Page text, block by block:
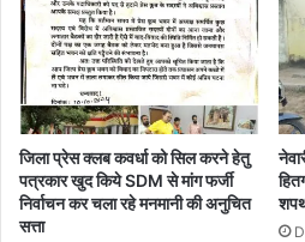
जिला प्रेस क्लब कवर्धा को सिल करने हेतु
पत्रकार खुद किये SDM से मांग फर्जी
निर्वाचन कर चला रहे मनमानी की अनुचित
सत्ता